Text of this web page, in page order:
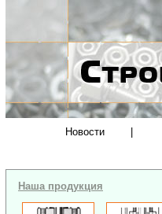
Новости
Наша продукция